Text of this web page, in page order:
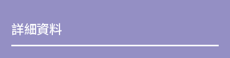
詳細資料